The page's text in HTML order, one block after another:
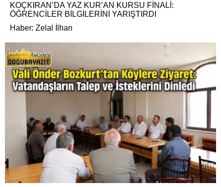
KOÇKIRAN’DA YAZ KUR’AN KURSU FİNALİ:
ÖĞRENCİLER BİLGİLERİNİ YARIŞTIRDI
Haber: Zelal İlhan